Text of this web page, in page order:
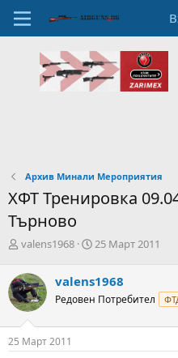
Архив Минали Мероприятия
ХФТ Тренировка
Търново
А
т
о
р
н
а
т
valens1968
Н
а
л
а
25 Март 2011
valens1968
Редовен Потребител
25 Март 2011